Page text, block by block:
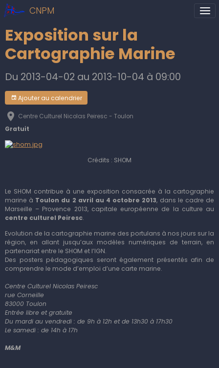
CNPM
Exposition sur la
Cartographie Marine
Du 2013-04-02 au 2013-10-04 à 09:00
Ajouter au calendrier
Centre Culturel Nicolas Peiresc - Toulon
Gratuit
Crédits : SHOM
Le SHOM contribue à une exposition consacrée à la cartographie
marine à Toulon du 2 avril au 4 octobre 2013, dans le cadre de
Marseille – Provence 2013, capitale européenne de la culture au
centre culturel Peiresc.
Evolution de la cartographie marine des portulans à nos jours sur la
région, en allant jusqu’aux modèles numériques de terrain, en
partenariat entre le SHOM et l’IGN.
Des posters pédagogiques seront également présentés afin de
comprendre le mode d’emploi d’une carte marine.
Centre Culturel Nicolas Peiresc
rue Corneille
83000 Toulon
Entrée libre et gratuite
Du mardi au vendredi : de 9h à 12h et de 13h30 à 17h30
Le samedi : de 14h à 17h
M&M